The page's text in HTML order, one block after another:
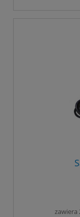
zawiera